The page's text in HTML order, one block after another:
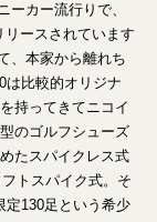
ーカー流行りで、
リースされています
、本家から離れち
は比較的オリジナ
持ってきてニコイ
のゴルフシューズ
たスパイクレス式
トスパイク式。そ
定130足という希少